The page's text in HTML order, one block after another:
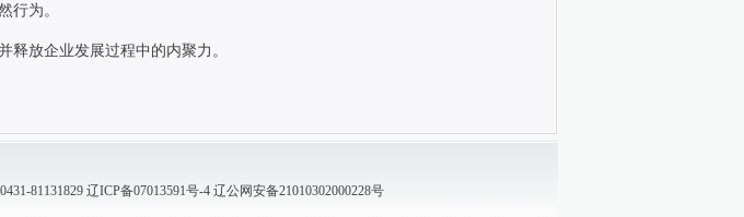
行为。
释放企业发展过程中的内聚力。
81131829 辽ICP备07013591号-4 辽公网安备21010302000228号